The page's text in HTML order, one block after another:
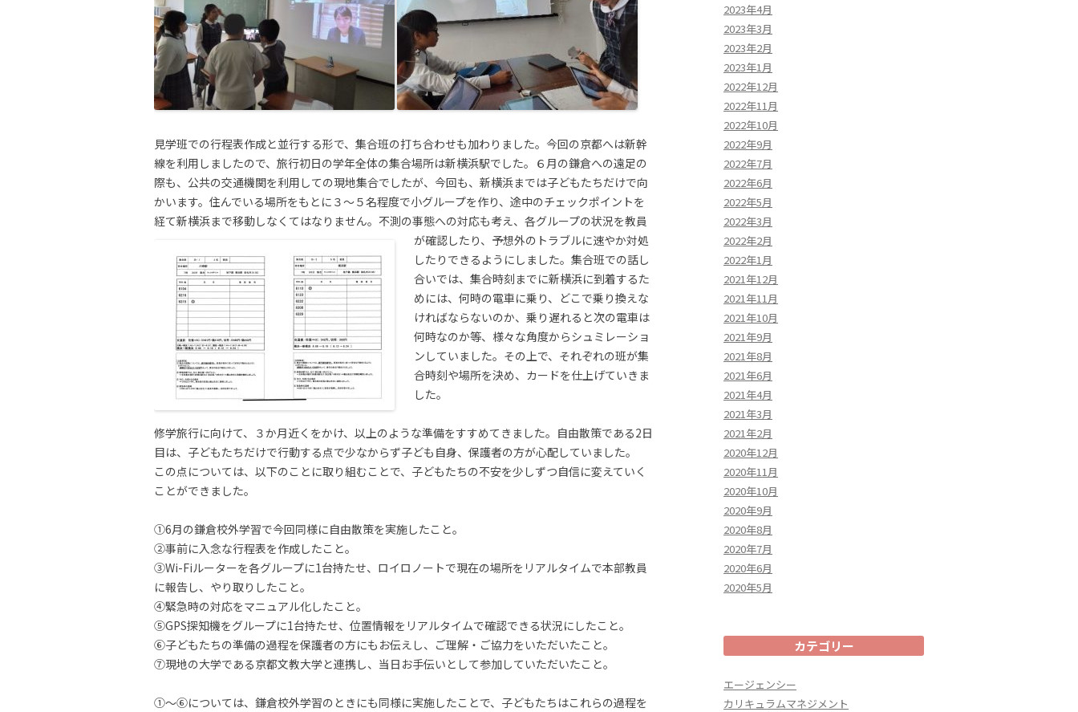
見学班での行程表作成と並行する形で、集合班の打ち合わせも加わりました。今回の京都へは新幹
線を利用しましたので、旅行初日の学年全体の集合場所は新横浜駅でした。６月の鎌倉への遠足の
際も、公共の交通機関を利用しての現地集合でしたが、今回も、新横浜までは子どもたちだけで向
かいます。住んでいる場所をもとに３～５名程度で小グループを作り、途中のチェックポイントを
経て新横浜まで移動しなくてはなりません。不測の事態への対応も考え、各グループの状況を教員
が確認したり、予想外のトラブルに速やか対処
したりできるようにしました。集合班での話し
合いでは、集合時刻までに新横浜に到着するた
めには、何時の電車に乗り、どこで乗り換えな
ければならないのか、乗り遅れると次の電車は
何時なのか等、様々な角度からシュミレーショ
ンしていました。その上で、それぞれの班が集
合時刻や場所を決め、カードを仕上げていきま
した。
修学旅行に向けて、３か月近くをかけ、以上のような準備をすすめてきました。自由散策である2日
目は、子どもたちだけで行動する点で少なからず子ども自身、保護者の方が心配していました。
この点については、以下のことに取り組むことで、子どもたちの不安を少しずつ自信に変えていく
ことができました。
①6月の鎌倉校外学習で今回同様に自由散策を実施したこと。
②事前に入念な行程表を作成したこと。
③Wi-Fiルーターを各グループに1台持たせ、ロイロノートで現在の場所をリアルタイムで本部教員
に報告し、やり取りしたこと。
➃緊急時の対応をマニュアル化したこと。
⑤GPS探知機をグループに1台持たせ、位置情報をリアルタイムで確認できる状況にしたこと。
⑥子どもたちの準備の過程を保護者の方にもお伝えし、ご理解・ご協力をいただいたこと。
⑦現地の大学である京都文教大学と連携し、当日お手伝いとして参加していただいたこと。
①～⑥については、鎌倉校外学習のときにも同様に実施したことで、子どもたちはこれらの過程を
2023年4月
2023年3月
2023年2月
2023年1月
2022年12月
2022年11月
2022年10月
2022年9月
2022年7月
2022年6月
2022年5月
2022年3月
2022年2月
2022年1月
2021年12月
2021年11月
2021年10月
2021年9月
2021年8月
2021年6月
2021年4月
2021年3月
2021年2月
2020年12月
2020年11月
2020年10月
2020年9月
2020年8月
2020年7月
2020年6月
2020年5月
カテゴリー
エージェンシー
カリキュラムマネジメント